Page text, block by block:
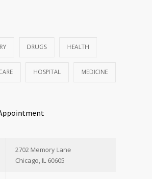
DRUGS HEALTH
HOSPITAL MEDICINE
2702 Memory Lane
Chicago, IL 60605